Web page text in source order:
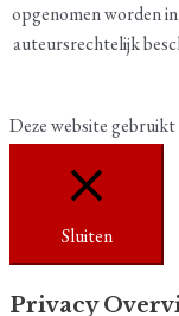
opgenomen worden
auteursrechtelijk
Deze website gebruikt
Sluiten
Privacy